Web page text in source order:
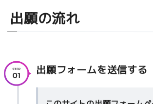
出願の流れ
出願フォームを送信する